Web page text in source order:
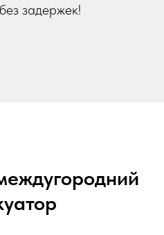
задержек!